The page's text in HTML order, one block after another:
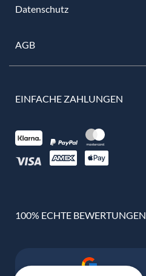
Datenschutz
AGB
EINFACHE ZAHLUNGEN
100% ECHTE BEWERTUNGEN